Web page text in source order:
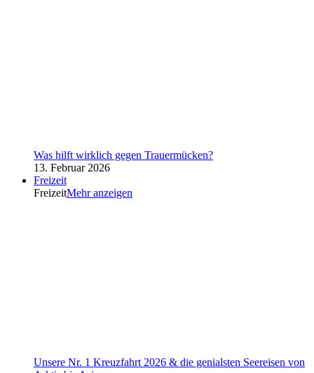
Was hilft wirklich gegen Trauermücken?
13. Februar 2026
Freizeit
FreizeitMehr anzeigen
Unsere Nr. 1 Kreuzfahrt 2026 & die genialsten Seereisen von